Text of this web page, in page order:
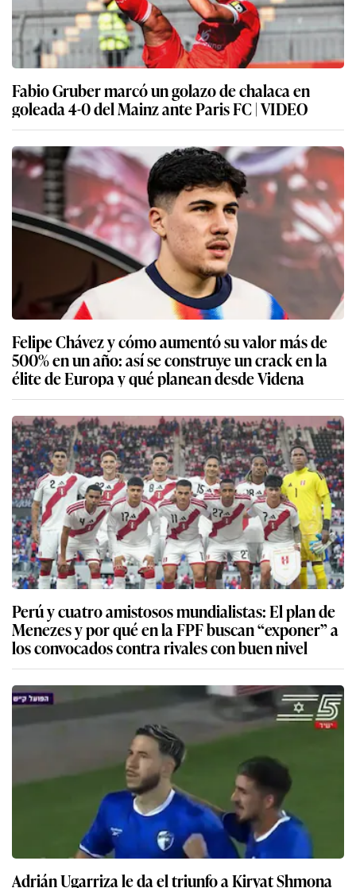
Fabio Gruber marcó un golazo de chalaca en
goleada 4-0 del Mainz ante Paris FC | VIDEO
Felipe Chávez y cómo aumentó su valor más de
500% en un año: así se construye un crack en la
élite de Europa y qué planean desde Videna
Perú y cuatro amistosos mundialistas: El plan de
Menezes y por qué en la FPF buscan “exponer” a
los convocados contra rivales con buen nivel
Adrián Ugarriza le da el triunfo a Kiryat Shmona